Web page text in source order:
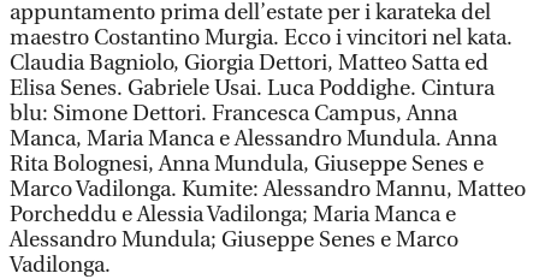
appuntamento prima dell’estate per i karateka del
maestro Costantino Murgia. Ecco i vincitori nel kata.
Claudia Bagniolo, Giorgia Dettori, Matteo Satta ed
Elisa Senes. Gabriele Usai. Luca Poddighe. Cintura
blu: Simone Dettori. Francesca Campus, Anna
Manca, Maria Manca e Alessandro Mundula. Anna
Rita Bolognesi, Anna Mundula, Giuseppe Senes e
Marco Vadilonga. Kumite: Alessandro Mannu, Matteo
Porcheddu e Alessia Vadilonga; Maria Manca e
Alessandro Mundula; Giuseppe Senes e Marco
Vadilonga.